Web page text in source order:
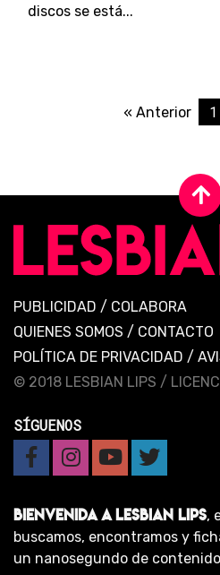
discos se está...
« Anterior 1
PUBLICIDAD / COLABORA
QUIENES SOMOS / CONTACTO
POLÍTICA DE PRIVACIDAD /
© 2018 LESBIAN LIPS /
SÍGUENOS
BIENVENIDA A LESBIAN LIPS,
buscamos, encontramos y
un nanosegundo de